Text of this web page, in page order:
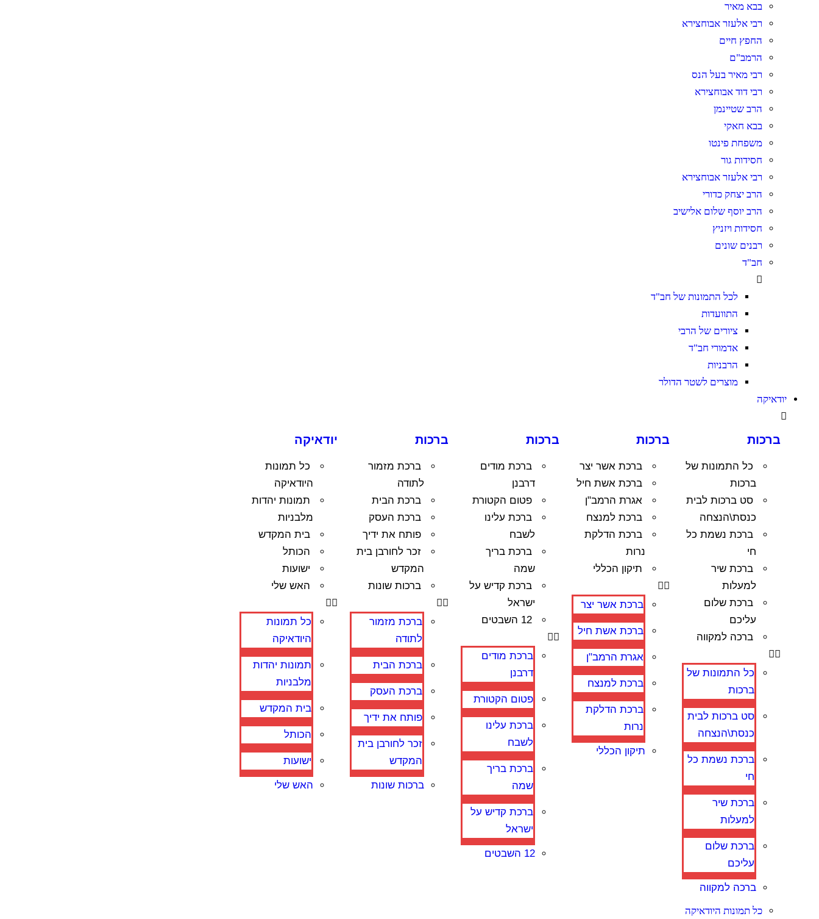
בבא מאיר
רבי אלעזר אבוחצירא
החפץ חיים
הרמב"ם
רבי מאיר בעל הנס
רבי דוד אבוחצירא
הרב שטיינמן
בבא חאקי
משפחת פינטו
חסידות גור
רבי אלעזר אבוחצירא
הרב יצחק כדורי
הרב יוסף שלום אלישיב
חסידות ויזניץ
רבנים שונים
חב"ד
לכל התמונות של חב"ד
התוועדות
ציורים של הרבי
אדמורי חב"ד
הרבניות
מוצרים לשטר הדולר
יודאיקה
ברכות
כל התמונות של
ברכות
סט ברכות לבית
כנסת\הנצחה
ברכת נשמת כל
חי
ברכת שיר
למעלות
ברכת שלום
עליכם
ברכה למקווה
כל התמונות של
ברכות
סט ברכות לבית
כנסת\הנצחה
ברכת נשמת כל
חי
ברכת שיר
למעלות
ברכת שלום
עליכם
ברכה למקווה
ברכות
ברכת אשר יצר
ברכת אשת חיל
אגרת הרמב"ן
ברכת למנצח
ברכת הדלקת
נרות
תיקון הכללי
ברכת אשר יצר
ברכת אשת חיל
אגרת הרמב"ן
ברכת למנצח
ברכת הדלקת
נרות
תיקון הכללי
ברכות
ברכת מודים
דרבנן
פטום הקטורת
ברכת עלינו
לשבח
ברכת בריך
שמה
ברכת קדיש על
ישראל
12 השבטים
ברכת מודים
דרבנן
פטום הקטורת
ברכת עלינו
לשבח
ברכת בריך
שמה
ברכת קדיש על
ישראל
12 השבטים
ברכות
ברכת מזמור
לתודה
ברכת הבית
ברכת העסק
פותח את ידיך
זכר לחורבן בית
המקדש
ברכות שונות
ברכת מזמור
לתודה
ברכת הבית
ברכת העסק
פותח את ידיך
זכר לחורבן בית
המקדש
ברכות שונות
יודאיקה
כל תמונות
היודאיקה
תמונות יהדות
מלבניות
בית המקדש
הכותל
ישועות
האש שלי
כל תמונות
היודאיקה
תמונות יהדות
מלבניות
בית המקדש
הכותל
ישועות
האש שלי
כל תמונות היודאיקה